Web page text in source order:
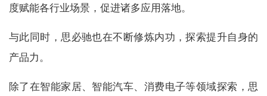
度赋能各行业场景，促进诸多应用落地。
与此同时，思必驰也在不断修炼内功，探索提升自身的
产品力。
除了在智能家居、智能汽车、消费电子等领域探索，思